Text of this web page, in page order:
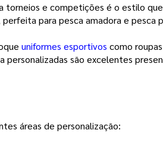
torneios e competições é o estilo
para pesca amadora e pesca
uniformes esportivos como
personalizadas são excelentes
áreas de personalização: